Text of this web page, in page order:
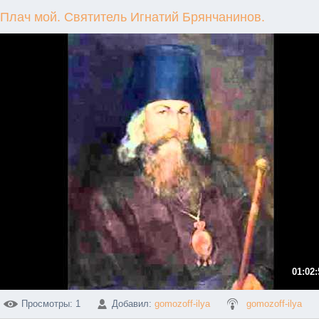
Плач мой. Святитель Игнатий Брянчанинов.
Просмотры: 1 Добавил: gomozoff-ilya gomozoff-ilya